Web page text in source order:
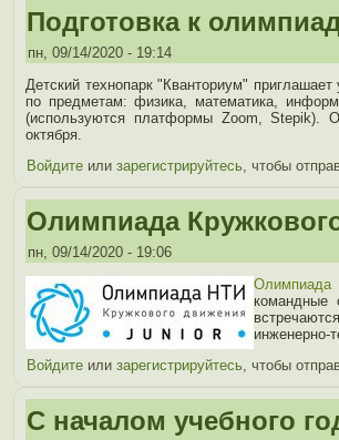
Подготовка к
пн, 09/14/2020 - 19:14
Детский технопарк "Кванториум"
по предметам: физика, математика,
(используются платформы Zoom, Stepik).
октября.
Войдите или зарегистрируйтесь, чтобы
Олимпиада
пн, 09/14/2020 - 19:06
командные
инженерно-
Войдите или зарегистрируйтесь, чтобы
С началом учебного